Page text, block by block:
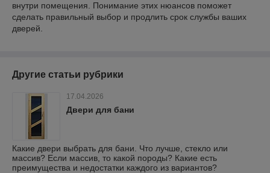
внутри помещения. Понимание этих нюансов поможет
сделать правильный выбор и продлить срок службы ваших
дверей.
Другие статьи рубрики
17.04.2026
Двери для бани
Какие двери выбрать для бани. Что лучше, стекло или
массив? Если массив, то какой породы? Какие есть
преимущества и недостатки каждого из вариантов?